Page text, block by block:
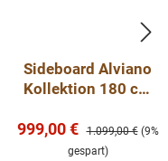
Sideboard Alviano
Kollektion 180 cm
Verkaufspreis:
999,00 € Regulärer Preis:
1.099,00 € (9%
gespart)